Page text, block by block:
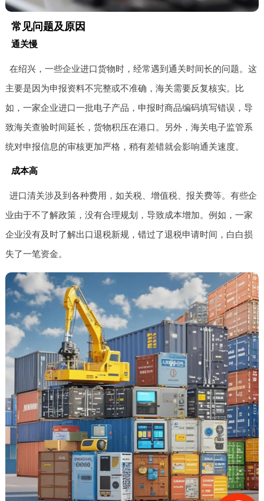
常见问题及原因
通关慢
在绍兴，一些企业进口货物时，经常遇到通关时间长的问题。这
主要是因为申报资料不完整或不准确，海关需要反复核实。比
如，一家企业进口一批电子产品，申报时商品编码填写错误，导
致海关查验时间延长，货物积压在港口。另外，海关电子监管系
统对申报信息的审核更加严格，稍有差错就会影响通关速度。
成本高
进口清关涉及到各种费用，如关税、增值税、报关费等。有些企
业由于不了解政策，没有合理规划，导致成本增加。例如，一家
企业没有及时了解出口退税新规，错过了退税申请时间，白白损
失了一笔资金。